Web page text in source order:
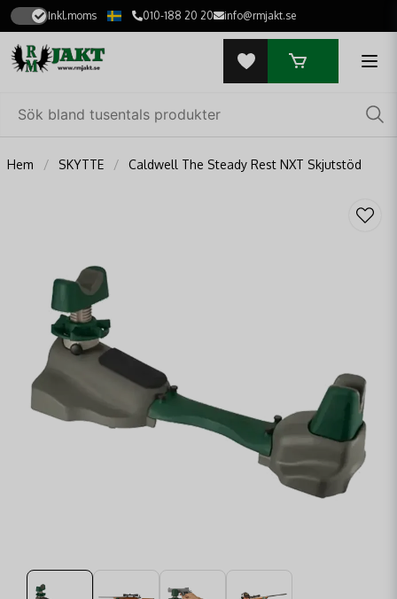
Inkl.moms 010-188 20 20 info@rmjakt.se
Hem SKYTTE Caldwell The Steady Rest NXT Skjutstöd